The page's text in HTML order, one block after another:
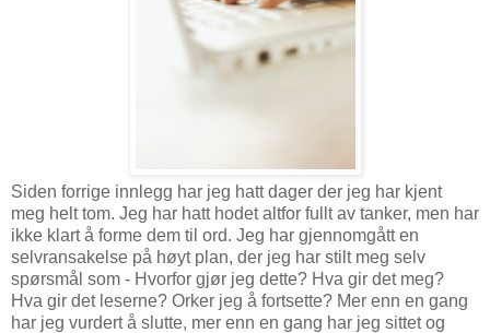
Siden forrige innlegg har jeg hatt dager der jeg har kjent
meg helt tom. Jeg har hatt hodet altfor fullt av tanker, men har
ikke klart å forme dem til ord. Jeg har gjennomgått en
selvransakelse på høyt plan, der jeg har stilt meg selv
spørsmål som - Hvorfor gjør jeg dette? Hva gir det meg?
Hva gir det leserne? Orker jeg å fortsette? Mer enn en gang
har jeg vurdert å slutte, mer enn en gang har jeg sittet og